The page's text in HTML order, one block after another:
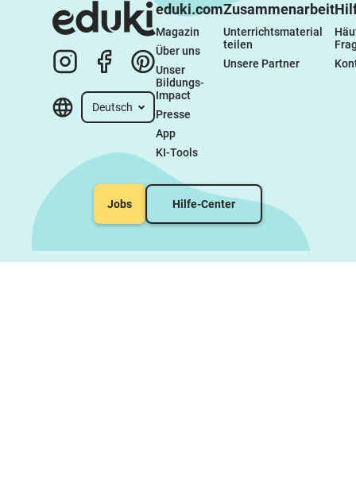
Deutsch
eduki.com
Magazin
Über uns
Unser
Bildungs-
Impact
Presse
App
KI-Tools
Zusammenarbeit
Unterrichtsmaterial
teilen
Unsere Partner
Jobs Hilfe-Center